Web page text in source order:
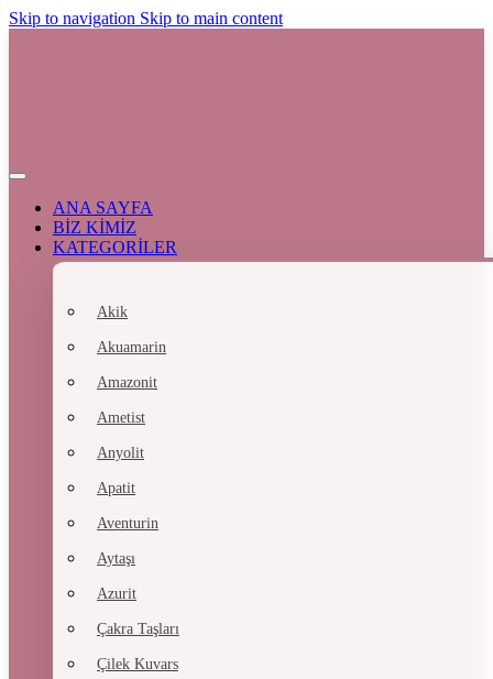
Skip to navigation Skip to main content
ANA SAYFA
BİZ KİMİZ
KATEGORİLER
Akik
Akuamarin
Amazonit
Ametist
Anyolit
Apatit
Aventurin
Aytaşı
Azurit
Çakra Taşları
Çilek Kuvars